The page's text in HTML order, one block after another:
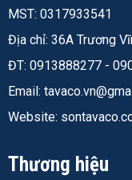
MST: 0317933541
Địa chỉ: 36A Trương
ĐT: 0913888277 -
Email:
Website:
Thương hiệu